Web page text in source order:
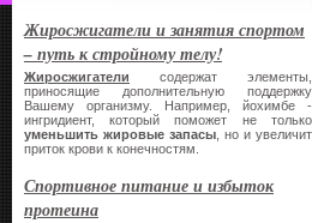
Жиросжигатели и занятия спортом
– путь к стройному телу!
Жиросжигатели содержат элементы,
приносящие дополнительную поддержку
Вашему организму. Например, йохимбе -
ингридиент, который поможет не только
уменьшить жировые запасы , но и увеличит
приток крови к конечностям.
Спортивное питание и избыток
протеина